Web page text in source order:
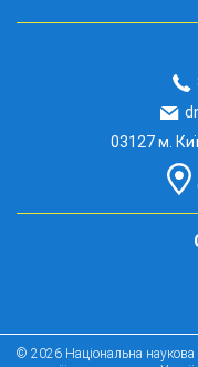
03127 м.
© 2026 Національна наукова